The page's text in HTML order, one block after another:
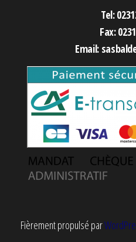
Tel:
Fax:
Email:
Fièrement propulsé par